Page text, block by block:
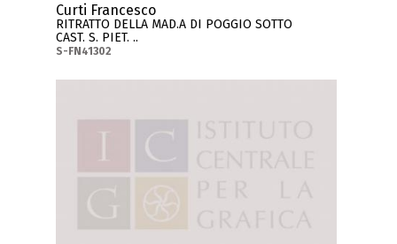
Curti Francesco
RITRATTO DELLA MAD.A DI POGGIO SOTTO
CAST. S. PIET. ..
S-FN41302